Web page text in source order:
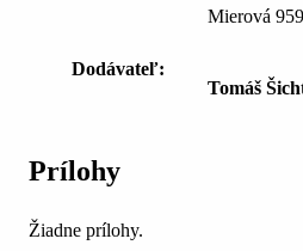
Mierová
Dodávateľ:
Tomáš
Prílohy
Žiadne prílohy.